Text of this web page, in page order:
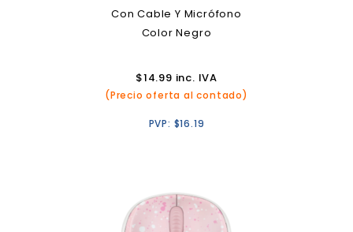
Con Cable Y Micrófono
Color Negro
$14.99 inc. IVA
(Precio oferta al contado)
PVP: $16.19